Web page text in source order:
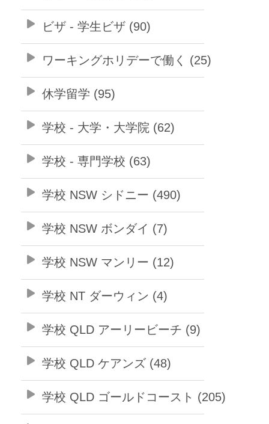
ビザ - 学生ビザ (90)
ワーキングホリデーで働く (25)
休学留学 (95)
学校 - 大学・大学院 (62)
学校 - 専門学校 (63)
学校 NSW シドニー (490)
学校 NSW ボンダイ (7)
学校 NSW マンリー (12)
学校 NT ダーウィン (4)
学校 QLD アーリービーチ (9)
学校 QLD ケアンズ (48)
学校 QLD ゴールドコースト (205)